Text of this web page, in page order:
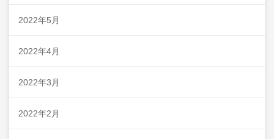
2022年5月
2022年4月
2022年3月
2022年2月